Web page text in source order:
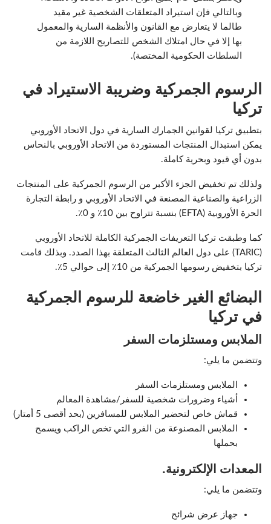
وبالتالي فإن استيراد المتعلقات الشخصية غير مقيد
طالما لا يتعارض مع القانون والأنظمة السارية والمعمول
بها إلا في حال امتلاك الشخص للتصاريح اللازمة من
السلطات الحكومية المختصة).
الرسوم الجمركية وضريبة الاستيراد في
تركيا
بتطبيق تركيا لقوانين الجمارك السارية في دول الاتحاد الأوروبي
يمكن استبدال المنتجات المستوردة من الاتحاد الأوروبي بالنحاس
بدون أي قيود وبحرية كاملة.
ولذلك تم تخفيض الجزء الأكبر من الرسوم الجمركية على المنتجات
الزراعية والصناعية المصنعة في الاتحاد الأوروبي و رابطة التجارة
الحرة الأوروبية (EFTA) بنسبة تتراوح بين 10٪ و 0٪.
كما وطبقت تركيا التعريفات الجمركية الكاملة للاتحاد الأوروبي
(TARIC) على دول العالم الثالث المتعلقة بهذا الصدد. وبذلك قامت
تركيا بتخفيض رسومها الجمركية من 10٪ إلى حوالي 5٪.
البضائع الغير خاضعة للرسوم الجمركية
في تركيا
الملابس ومستلزمات السفر
وتتضمن ما يلي:
الملابس ومستلزمات السفر
أشياء وضرورات شخصية للسفر/مشاهدة المعالم
قماش خاص لتحضير الملابس للمسافرين (بحد أقصى 5 أمتار)
الملابس المصنوعة من الفرو التي تخص الراكب ويسمح
بحملها
المعدات الإلكترونية.
وتتضمن ما يلي:
جهاز عرض شرائح